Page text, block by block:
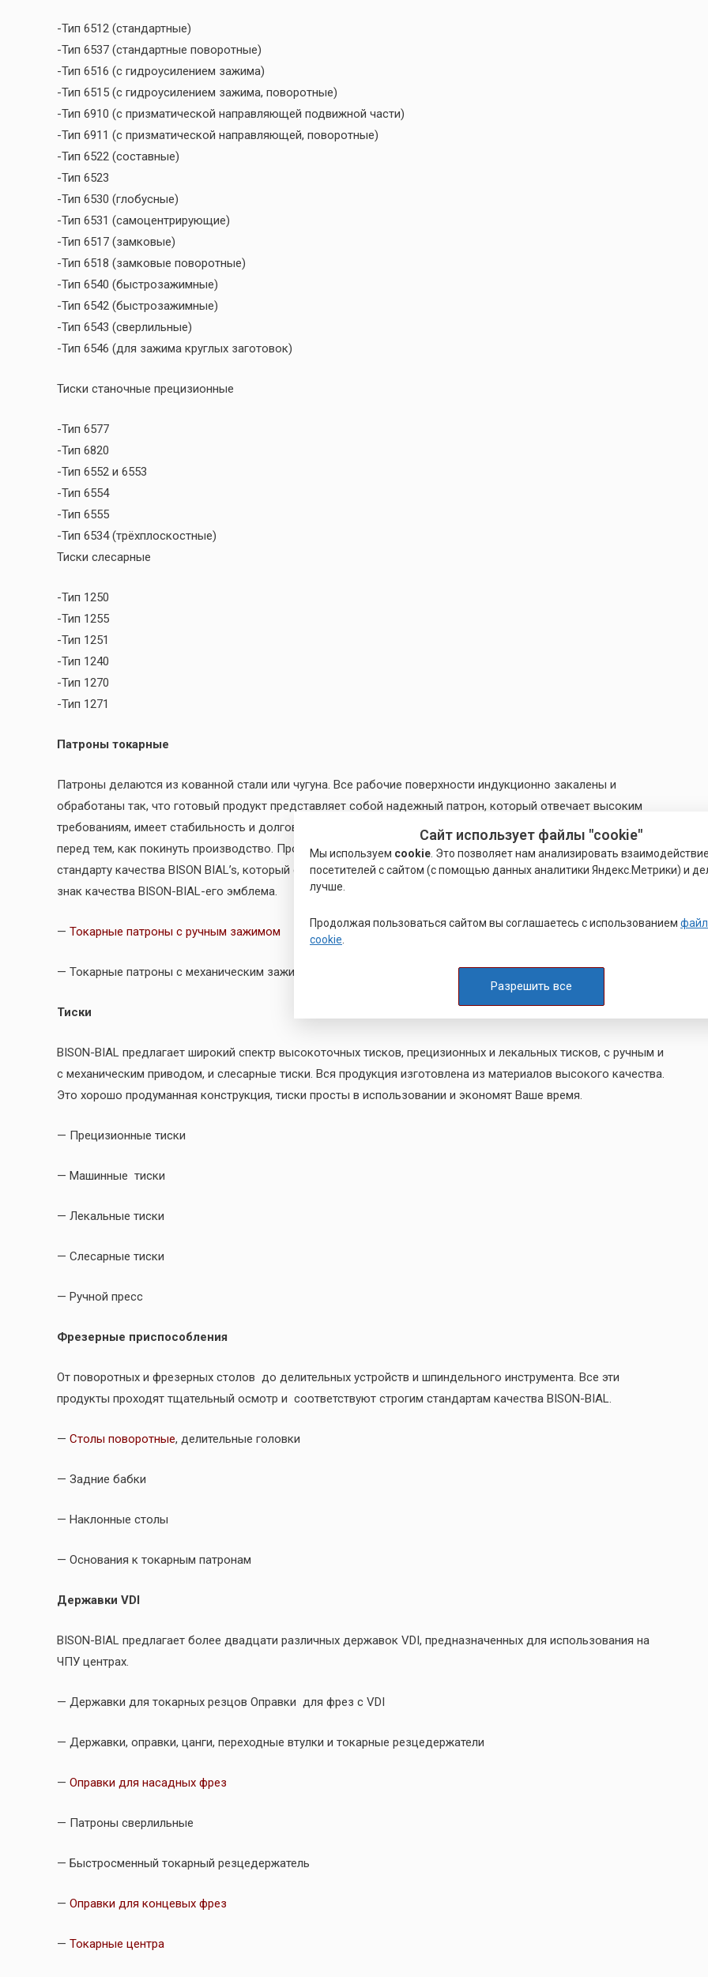
-Тип 6512 (стандартные)
-Тип 6537 (стандартные поворотные)
-Тип 6516 (с гидроусилением зажима)
-Тип 6515 (с гидроусилением зажима, поворотные)
-Тип 6910 (с призматической направляющей подвижной части)
-Тип 6911 (с призматической направляющей, поворотные)
-Тип 6522 (составные)
-Тип 6523
-Тип 6530 (глобусные)
-Тип 6531 (самоцентрирующие)
-Тип 6517 (замковые)
-Тип 6518 (замковые поворотные)
-Тип 6540 (быстрозажимные)
-Тип 6542 (быстрозажимные)
-Тип 6543 (сверлильные)
-Тип 6546 (для зажима круглых заготовок)
Тиски станочные прецизионные
-Тип 6577
-Тип 6820
-Тип 6552 и 6553
-Тип 6554
-Тип 6555
-Тип 6534 (трёхплоскостные)
Тиски слесарные
-Тип 1250
-Тип 1255
-Тип 1251
-Тип 1240
-Тип 1270
-Тип 1271
Патроны токарные
Патроны делаются из кованной стали или чугуна. Все рабочие поверхности индукционно закалены и
обработаны так, что готовый продукт представляет собой надежный патрон, который отвечает высоким
требованиям, имеет стабильность и долговечность параметров. Каждый патрон тщательно проверяется
перед тем, как покинуть производство. Проверяется сила зажима и биение с тем, чтобы удовлетворить
стандарту качества BISON BIAL’s, который еще более строгий, чем стандарт DIN. Только тогда патрону дается
знак качества BISON-BIAL-его эмблема.
— Токарные патроны с ручным зажимом
— Токарные патроны с механическим зажимом и гидроцилиндры
Тиски
BISON-BIAL предлагает широкий спектр высокоточных тисков, прецизионных и лекальных тисков, с ручным и
с механическим приводом, и слесарные тиски. Вся продукция изготовлена из материалов высокого качества.
Это хорошо продуманная конструкция, тиски просты в использовании и экономят Ваше время.
— Прецизионные тиски
— Машинные тиски
— Лекальные тиски
— Слесарные тиски
— Ручной пресс
Фрезерные приспособления
От поворотных и фрезерных столов до делительных устройств и шпиндельного инструмента. Все эти
продукты проходят тщательный осмотр и соответствуют строгим стандартам качества BISON-BIAL.
— Столы поворотные, делительные головки
— Задние бабки
— Наклонные столы
— Основания к токарным патронам
Державки VDI
BISON-BIAL предлагает более двадцати различных державок VDI, предназначенных для использования на
ЧПУ центрах.
— Державки для токарных резцов Оправки для фрез с VDI
— Державки, оправки, цанги, переходные втулки и токарные резцедержатели
— Оправки для насадных фрез
— Патроны сверлильные
— Быстросменный токарный резцедержатель
— Оправки для концевых фрез
— Токарные центра
Сайт использует файлы "cookie"
Мы используем cookie . Это позволяет нам анализировать
посетителей с сайтом (с помощью данных аналитики Яндекс.Метрики) и
лучше.
Продолжая пользоваться сайтом вы соглашаетесь с использованием
cookie
Разрешить все